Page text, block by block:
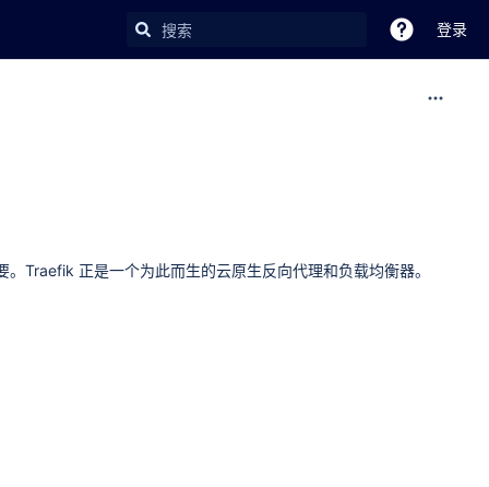
登录
Traefik 正是一个为此而生的云原生反向代理和负载均衡器。